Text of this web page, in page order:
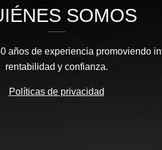
SOMOS
años de experiencia promoviendo
rentabilidad y confianza.
Políticas de privacidad